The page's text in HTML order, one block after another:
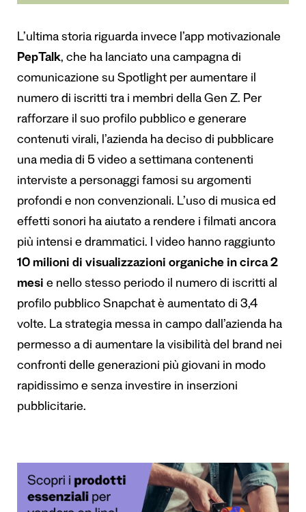
L’ultima storia riguarda invece l’app motivazionale
PepTalk, che ha lanciato una campagna di
comunicazione su Spotlight per aumentare il
numero di iscritti tra i membri della Gen Z. Per
rafforzare il suo profilo pubblico e generare
contenuti virali, l’azienda ha deciso di pubblicare
una media di 5 video a settimana contenenti
interviste a personaggi famosi su argomenti
profondi e non convenzionali. L’uso di musica ed
effetti sonori ha aiutato a rendere i filmati ancora
più intensi e drammatici. I video hanno raggiunto
10 milioni di visualizzazioni organiche in circa 2
mesi e nello stesso periodo il numero di iscritti al
profilo pubblico Snapchat è aumentato di 3,4
volte. La strategia messa in campo dall’azienda ha
permesso a di aumentare la visibilità del brand nei
confronti delle generazioni più giovani in modo
rapidissimo e senza investire in inserzioni
pubblicitarie.